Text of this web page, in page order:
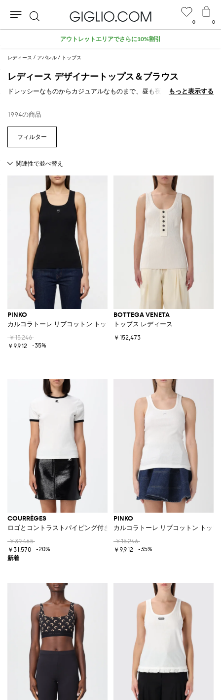
レディース アパレル トップス
レディース デザイナートップス＆ブラウス
ドレッシーなものからカジュアルなものまで、昼も夜も楽しめるレディ
ンコールで飾られたものなど、豊富な品揃えからお選びいただけます。
GIGLIO.COMのオンラインショップで
い。送料無料でお届けします。
もっと表示する
もっと表示する
1994の商品
PINKO
カルコラトーレ リブコットン トップ ロゴ付き
￥15,246
￥9,912
-35%
BOTTEGA VENETA
トップス レディース
￥152,473
COURRÈGES
ロゴとコントラストパイピング付き スリムフィットコットントップ
￥39,465
￥31,570
-20%
PINKO
カルコラトーレ リブコットン トップ
￥15,246
￥9,912
-35%
0 0
検
アウトレットエリアでさらに10%割引